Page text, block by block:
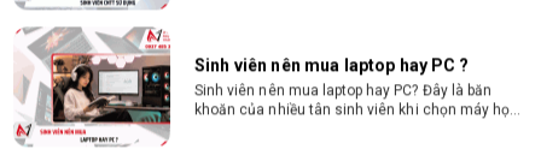
tập. Xem ngay phân tích để chọn thiết bị chuẩn
ngành, hợp túi tiền!